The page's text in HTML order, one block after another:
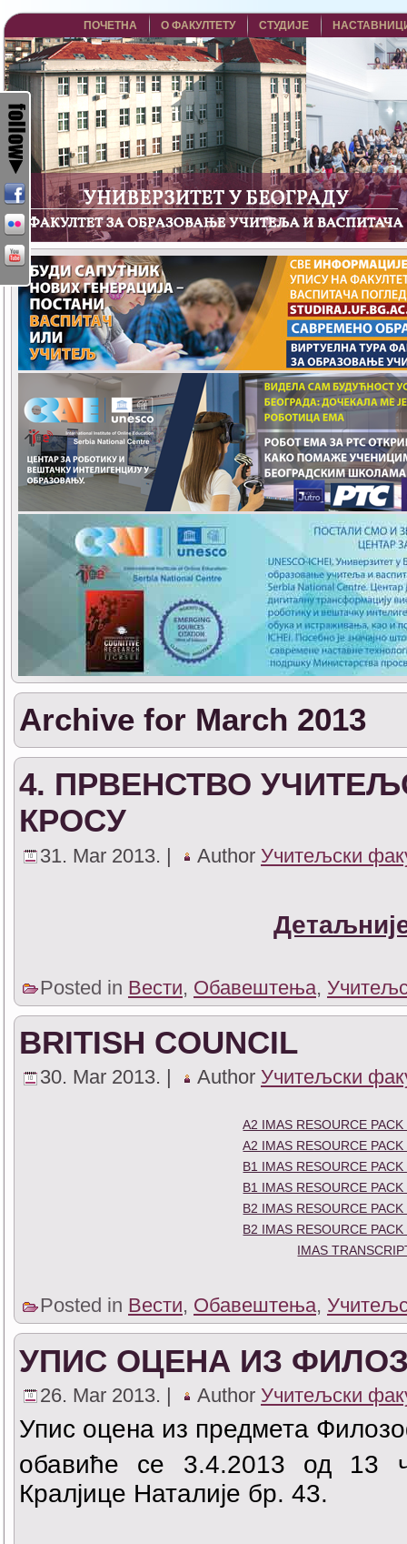
ПОЧЕТНА О ФАКУЛТЕТУ СТУДИЈЕ
Archive for March 2013
4. ПРВЕНСТВО
КРОСУ
31. Mar 2013. | Author Учитељски
Posted in Вести, Обавештења,
BRITISH COUNCIL
30. Mar 2013. | Author Учитељски
A2 IMAS RESOURCE
A2 IMAS RESOURCE
B1 IMAS RESOURCE
B1 IMAS RESOURCE
B2 IMAS RESOURCE
B2 IMAS RESOURCE
IMAS
Posted in Вести, Обавештења,
УПИС ОЦЕНА ИЗ
26. Mar 2013. | Author Учитељски
Упис оцена из предмета
обавиће се 3.4.2013 од 13
Кралјице Наталије бр. 43.